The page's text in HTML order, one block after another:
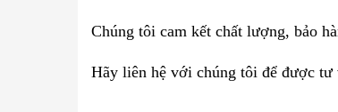
Chúng tôi cam kết chất lượng, bảo
Hãy liên hệ với chúng tôi để được tư